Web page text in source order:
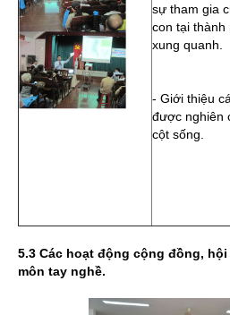
sự tham gia
con tại thành
xung quanh.
- Giới thiệu
được nghiên
cột sống.
5.3 Các hoạt động cộng đồng,
môn tay nghề.